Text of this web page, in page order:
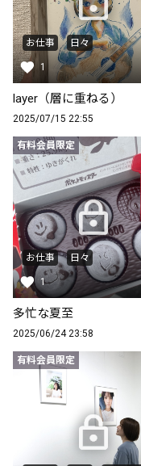
お仕事 日々
1
layer（層に重ねる）
2025/07/15 22:55
有料会員限定
お仕事 日々
1
多忙な夏至
2025/06/24 23:58
有料会員限定